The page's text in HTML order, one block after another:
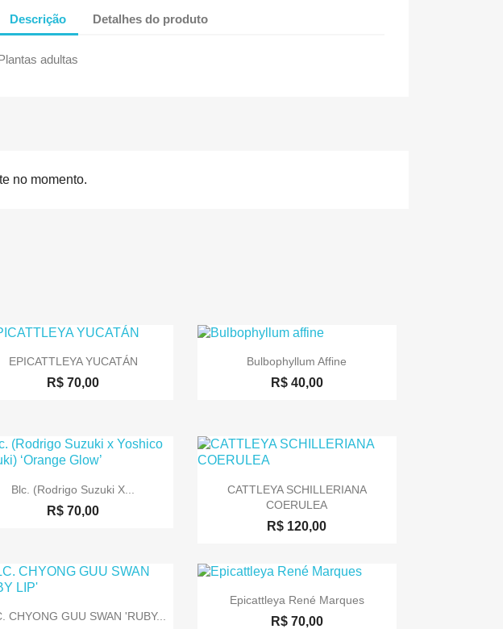
Descrição Detalhes do produto
adultas
no momento.
 Visualização rápida
EPICATTLEYA YUCATÁN
R$ 70,00
Visualização rápida
Bulbophyllum Affine
R$ 40,00
 Visualização rápida
Blc. (Rodrigo Suzuki X...
R$ 70,00
 Visualização rápida
CATTLEYA SCHILLERIANA
COERULEA
R$ 120,00
 Visualização rápida
CHYONG GUU SWAN 'RUBY...
 Visualização rápida
Epicattleya René Marques
R$ 70,00